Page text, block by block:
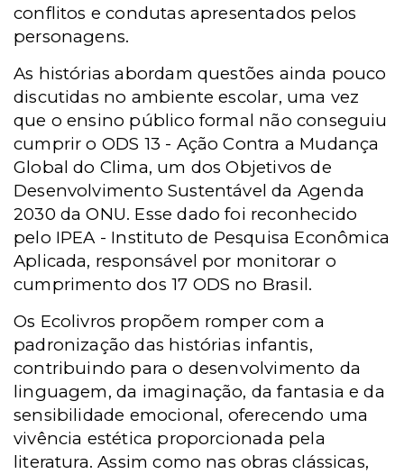
conflitos e condutas apresentados pelos
personagens.
As histórias abordam questões ainda pouco
discutidas no ambiente escolar, uma vez
que o ensino público formal não conseguiu
cumprir o ODS 13 - Ação Contra a Mudança
Global do Clima, um dos Objetivos de
Desenvolvimento Sustentável da Agenda
2030 da ONU. Esse dado foi reconhecido
pelo IPEA - Instituto de Pesquisa Econômica
Aplicada, responsável por monitorar o
cumprimento dos 17 ODS no Brasil.
Os Ecolivros propõem romper com a
padronização das histórias infantis,
contribuindo para o desenvolvimento da
linguagem, da imaginação, da fantasia e da
sensibilidade emocional, oferecendo uma
vivência estética proporcionada pela
literatura. Assim como nas obras clássicas,